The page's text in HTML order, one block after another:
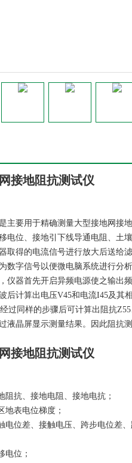
接地阻抗测试仪
主要用于精确测量大型接地网接
电位、接地引下线导通电阻、土
取得的电流信号进行放大后送给
数字信号以便微电脑系统进行分析
仪器首先开启异频电源使之输出
后计算出电压V45和电流I45及其
过同样的步骤后可计算出阻抗
液晶屏显示测量结果。因此阻抗
接地阻抗测试仪
阻抗、接地电阻、接地电抗；
地表电位梯度；
电位差、接触电压、跨步电位差、
电位；